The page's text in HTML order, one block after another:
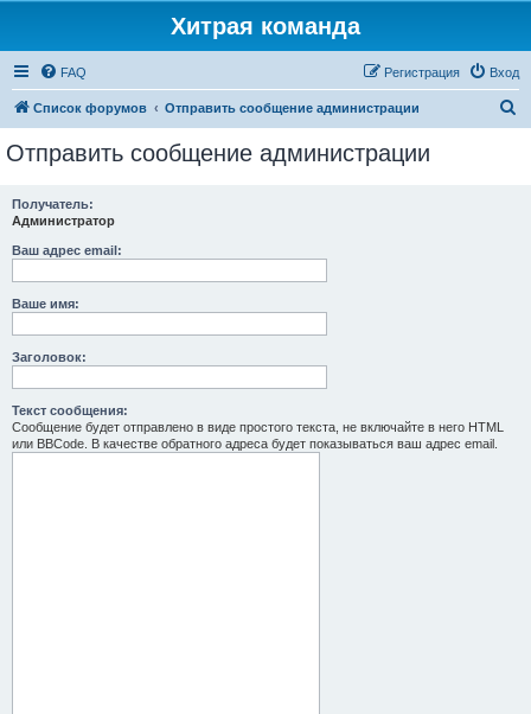
Хитрая команда
FAQ Вход
Регистрация
Список форумов Отправить сообщение администрации
Отправить сообщение администрации
Получатель:
Администратор
Ваш адрес email:
Ваше имя:
Заголовок:
Текст сообщения:
Сообщение будет отправлено в виде простого текста, не включайте в него HTML
или BBCode. В качестве обратного адреса будет показываться ваш адрес email.